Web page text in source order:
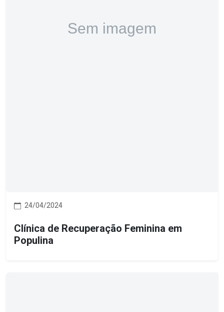
24/04/2024
Clínica de Recuperação Feminina em
Populina